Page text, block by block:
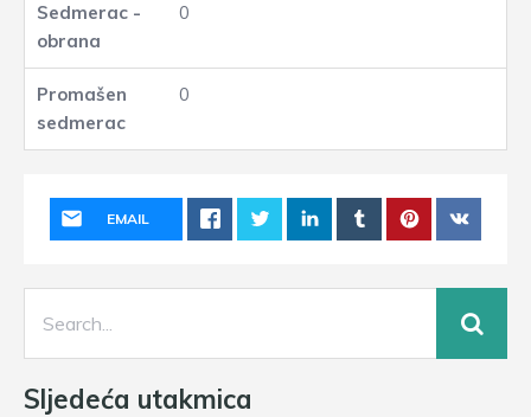
0
0
EMAIL
Sljedeća utakmica